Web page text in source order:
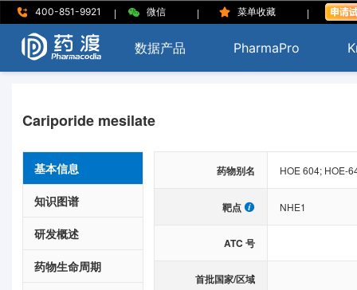
400-851-9921 | 微信 | 菜单收藏 |
数据产品 PharmaPro
Cariporide mesilate
基本信息
知识图谱
研发概述
药物生命周期
药物别名 HOE 604; HOE-
靶点 NHE1
ATC 号
首批国家/区域